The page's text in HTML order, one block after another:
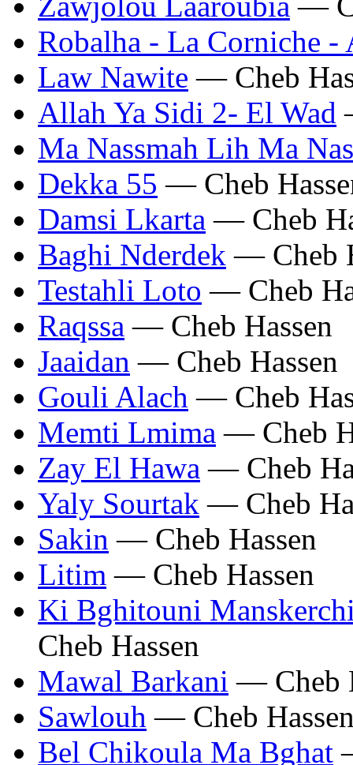
Robalha - La Corniche
Law Nawite — Cheb
Allah Ya Sidi 2- El Wad
Ma Nassmah Lih Ma
Dekka 55 — Cheb
Damsi Lkarta — Cheb
Baghi Nderdek — Cheb
Testahli Loto — Cheb
Raqssa — Cheb Hassen
Jaaidan — Cheb Hassen
Gouli Alach — Cheb
Memti Lmima — Cheb
Zay El Hawa — Cheb
Yaly Sourtak — Cheb
Sakin — Cheb Hassen
Litim — Cheb Hassen
Ki Bghitouni
Cheb Hassen
Mawal Barkani — Cheb
Sawlouh — Cheb
Bel Chikoula Ma Bghat